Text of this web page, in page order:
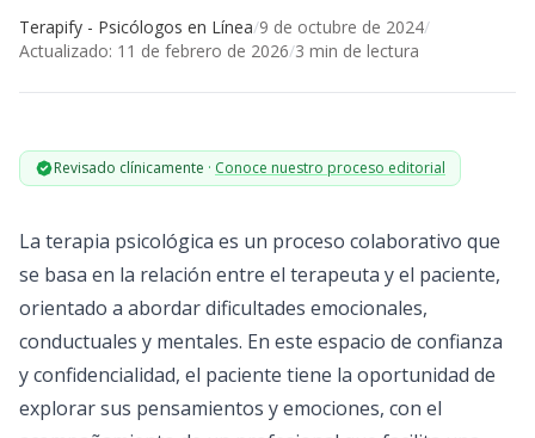
Terapify - Psicólogos en Línea/9 de octubre de 2024/
Actualizado: 11 de febrero de 2026/3 min de lectura
Revisado clínicamente · Conoce nuestro proceso editorial
La terapia psicológica es un proceso colaborativo que
se basa en la relación entre el terapeuta y el paciente,
orientado a abordar dificultades emocionales,
conductuales y mentales. En este espacio de confianza
y confidencialidad, el paciente tiene la oportunidad de
explorar sus pensamientos y emociones, con el